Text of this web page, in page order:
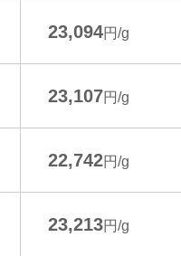
23,094円/g
23,107円/g
22,742円/g
23,213円/g